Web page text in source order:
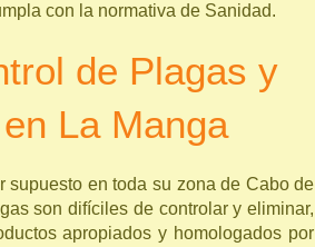
con la normativa de Sanidad.
de Plagas y
La Manga
supuesto en toda su zona de Cabo de
son difíciles de controlar y eliminar,
apropiados y homologados por